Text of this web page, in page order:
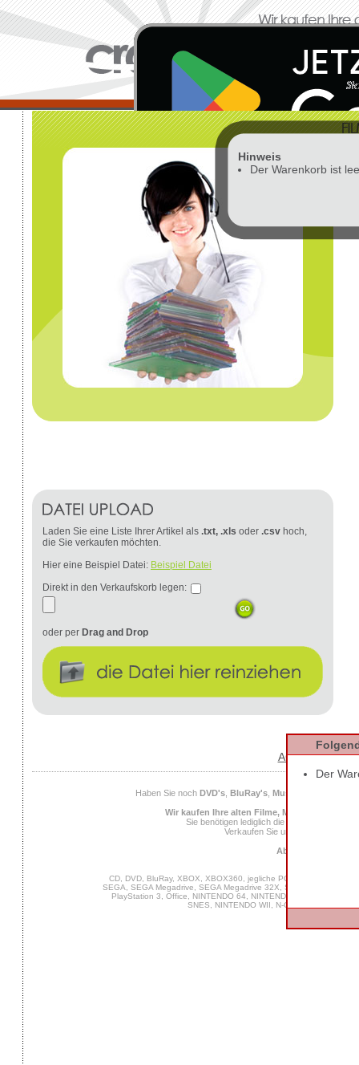
Hinweis
Der Warenkorb ist
Laden Sie eine Liste Ihrer Artikel als .txt, .xls oder .csv hoch,
die Sie verkaufen möchten.
Hier eine Beispiel Datei: Beispiel Datei
Direkt in den Verkaufskorb legen:
oder per Drag and Drop
AGB
Haben Sie noch DVD's, BluRay's, Musik CD's
Wir kaufen Ihre alten Filme, Musik und Spiele
Sie benötigen lediglich die
Verkaufen Sie uns Ihre alten
Ab 25 Euro
CD, DVD, BluRay, XBOX, XBOX360, jegliche PC Software,
SEGA, SEGA Megadrive, SEGA Megadrive 32X, SEGA Master
PlayStation 3, Office, NINTENDO 64, NINTENDO DS,
SNES, NINTENDO WII, N-Gage, MUSIK,
Der